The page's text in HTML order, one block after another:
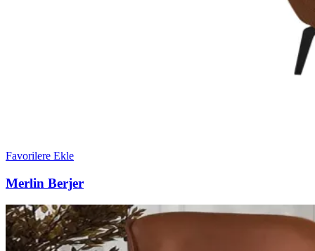
Favorilere Ekle
Merlin Berjer